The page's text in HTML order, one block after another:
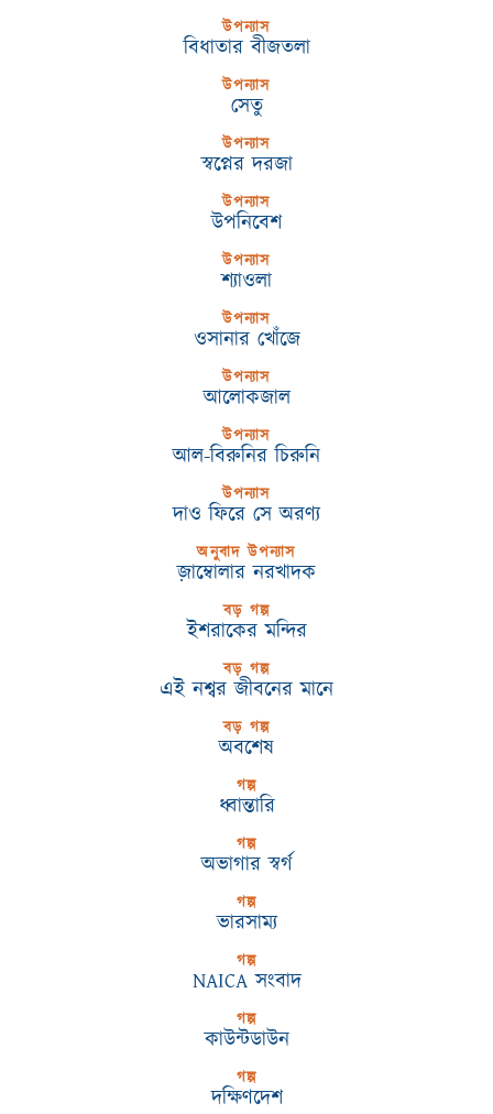
উপন্যাস
বিধাতার বীজতলা
উপন্যাস
সেতু
উপন্যাস
স্বপ্নের দরজা
উপন্যাস
উপনিবেশ
উপন্যাস
শ্যাওলা
উপন্যাস
ওসানার খোঁজে
উপন্যাস
আলোকজাল
উপন্যাস
আল-বিরুনির চিরুনি
উপন্যাস
দাও ফিরে সে অরণ্য
অনুবাদ উপন্যাস
জ়াম্বোলার নরখাদক
বড় গল্প
ইশরাকের মন্দির
বড় গল্প
এই নশ্বর জীবনের মানে
বড় গল্প
অবশেষ
গল্প
ধ্বান্তারি
গল্প
অভাগার স্বর্গ
গল্প
ভারসাম্য
গল্প
NAICA সংবাদ
গল্প
কাউন্টডাউন
গল্প
দক্ষিণদেশ